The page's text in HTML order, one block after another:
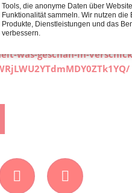
über die Thematik,
was-geschah-in-
Tools, die anonyme Daten über
Funktionalität sammeln. Wir nutzen die
Produkte, Dienstleistungen und das
verbessern.